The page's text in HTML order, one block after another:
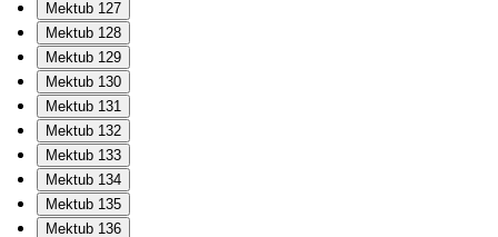
Mektub 127
Mektub 128
Mektub 129
Mektub 130
Mektub 131
Mektub 132
Mektub 133
Mektub 134
Mektub 135
Mektub 136